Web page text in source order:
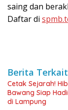
saing dan
Daftar di
Berita Terkait
Cetak Sejarah!
Bawang Siap
di Lampung